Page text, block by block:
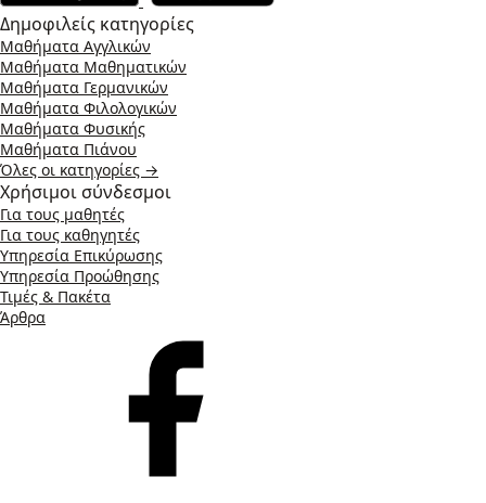
Δημοφιλείς κατηγορίες
Μαθήματα Αγγλικών
Μαθήματα Μαθηματικών
Μαθήματα Γερμανικών
Μαθήματα Φιλολογικών
Μαθήματα Φυσικής
Μαθήματα Πιάνου
Όλες οι κατηγορίες →
Χρήσιμοι σύνδεσμοι
Για τους μαθητές
Για τους καθηγητές
Υπηρεσία Επικύρωσης
Υπηρεσία Προώθησης
Τιμές & Πακέτα
Άρθρα